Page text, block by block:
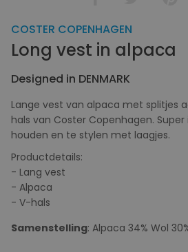
COSTER COPENHAGEN
Long vest in alpaca
Designed in DENMARK
Lange vest van alpaca met splitjes
hals van Coster Copenhagen.
houden en te stylen met laagjes.
Productdetails:
- Lang vest
- Alpaca
- V-hals
Samenstelling: Alpaca 34% Wol